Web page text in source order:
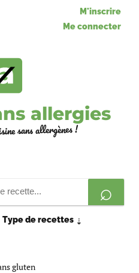
M'inscrire
Me connecter
allergies
sans allergènes !
Type de recettes ⇣
gluten